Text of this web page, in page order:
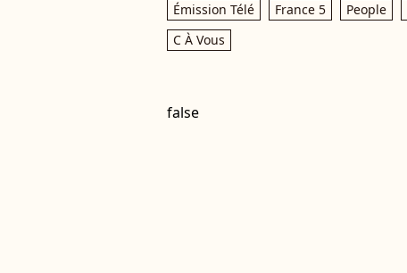
Émission Télé France 5 People
C À Vous
false